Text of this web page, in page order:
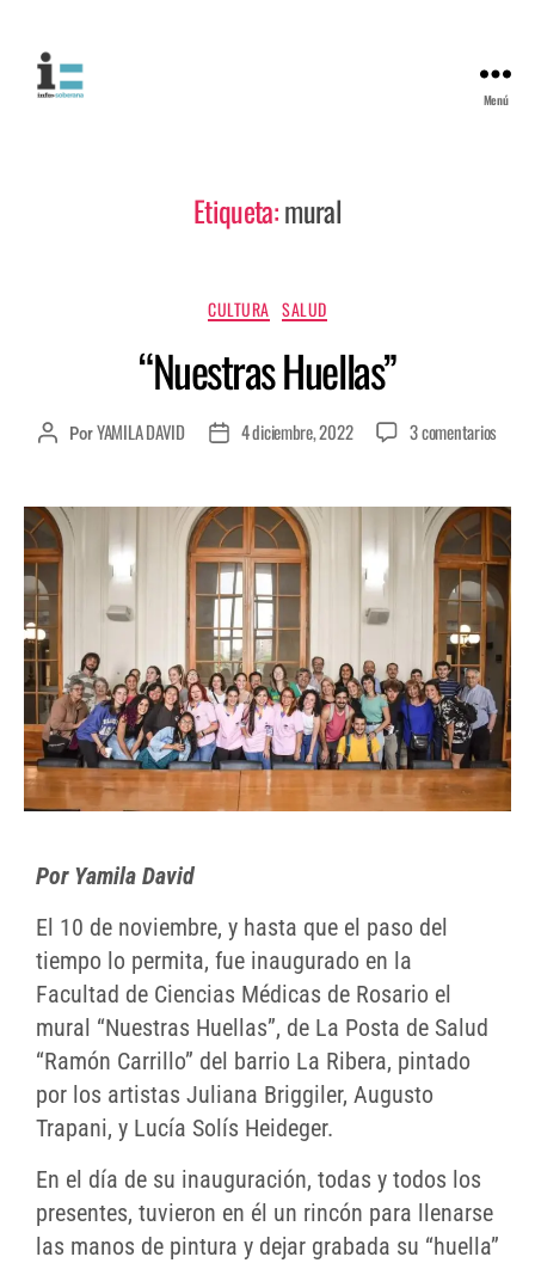
Menú
Etiqueta:mural
CULTURA SALUD
“Nuestras Huellas”
PorYAMILA DAVID 4 diciembre, 2022 3 comentarios
Por Yamila David
El 10 de noviembre, y hasta que el paso del
tiempo lo permita, fue inaugurado en la
Facultad de Ciencias Médicas de Rosario el
mural “Nuestras Huellas”, de La Posta de Salud
“Ramón Carrillo” del barrio La Ribera, pintado
por los artistas Juliana Briggiler, Augusto
Trapani, y Lucía Solís Heideger.
En el día de su inauguración, todas y todos los
presentes, tuvieron en él un rincón para llenarse
las manos de pintura y dejar grabada su “huella”